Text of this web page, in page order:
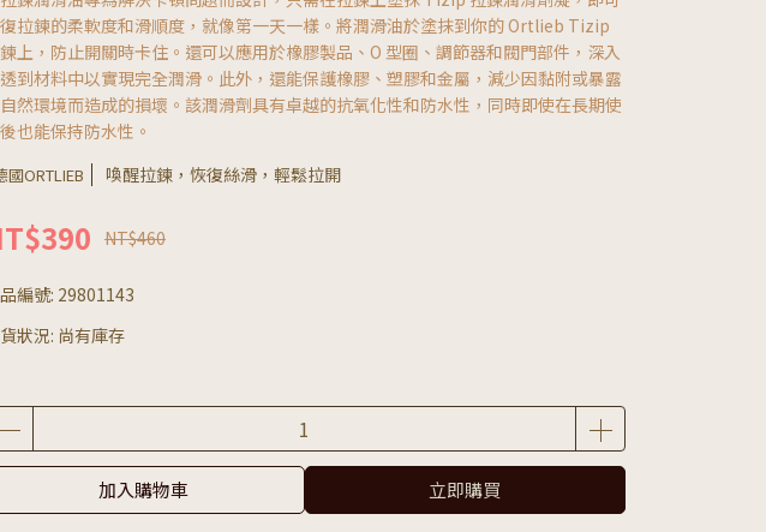
拉鍊的柔軟度和滑順度，就像第一天一樣。將潤滑油於塗抹到你的 Ortlieb Tizip
上，防止開關時卡住。還可以應用於橡膠製品、O 型圈、調節器和閥門部件，深入
到材料中以實現完全潤滑。此外，還能保護橡膠、塑膠和金屬，減少因黏附或暴露
然環境而造成的損壞。該潤滑劑具有卓越的抗氧化性和防水性，同時即使在長期使
也能保持防水性。
國ORTLIEB 喚醒拉鍊，恢復絲滑，輕鬆拉開
NT$460
編號: 29801143
狀況: 尚有庫存
加入購物車 立即購買